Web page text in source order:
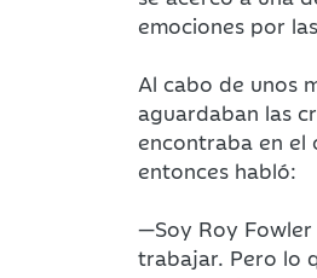
emociones por
Al cabo de unos
aguardaban las
encontraba en el
entonces habló:
—Soy Roy
trabajar. Pero lo